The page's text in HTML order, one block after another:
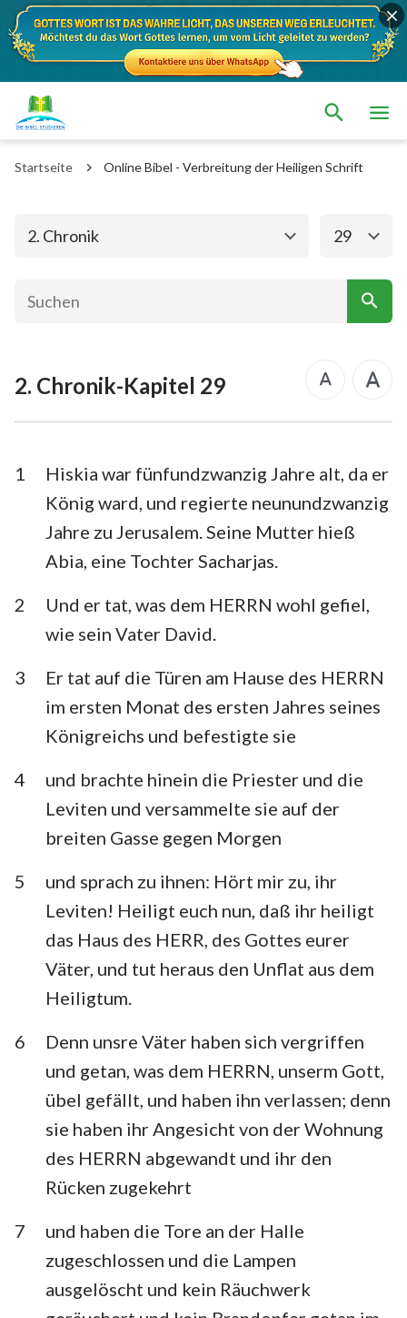
Startseite Online Bibel - Verbreitung der Heiligen Schrift
2. Chronik
Das alte Testament Das neue Testament
1. Mose 2. Mose
5. Mose
1.Samuel
1. Chronik 2. Chronik
Esra Nehemia
Esther Hiob
Psalm Sprüche
Klagelieder
Daniel Hosea
Joel Amos
Obadja Jona
Micha Nahum
Habakuk Zephanja
Maleachi
29
2. Chronik-Kapitel 29
1
Hiskia war fünfundzwanzig Jahre alt, da er
König ward, und regierte neunundzwanzig
Jahre zu Jerusalem. Seine Mutter hieß
Abia, eine Tochter Sacharjas.
2
Und er tat, was dem HERRN wohl gefiel,
wie sein Vater David.
3
Er tat auf die Türen am Hause des HERRN
im ersten Monat des ersten Jahres seines
Königreichs und befestigte sie
4
und brachte hinein die Priester und die
Leviten und versammelte sie auf der
breiten Gasse gegen Morgen
5
und sprach zu ihnen: Hört mir zu, ihr
Leviten! Heiligt euch nun, daß ihr heiligt
das Haus des HERR, des Gottes eurer
Väter, und tut heraus den Unflat aus dem
Heiligtum.
6
Denn unsre Väter haben sich vergriffen
und getan, was dem HERRN, unserm Gott,
übel gefällt, und haben ihn verlassen; denn
sie haben ihr Angesicht von der Wohnung
des HERRN abgewandt und ihr den
Rücken zugekehrt
7
und haben die Tore an der Halle
zugeschlossen und die Lampen
ausgelöscht und kein Räuchwerk